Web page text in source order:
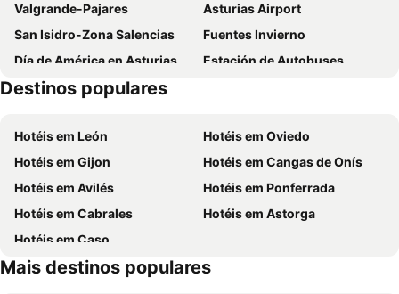
Hostería del Huerna
Spa Rural Mirador De Miranda
Valgrande-Pajares
Asturias Airport
San Isidro-Zona Salencias
Fuentes Invierno
Día de América en Asturias
Estación de Autobuses
Playa de Salinas
Centro
Senda del oso
Source of the 7 channels
Hoces de Vegacervera
Parque de San Francisco
Antigua Universidad de Oviedo
Santa Cristina de Lena
Iglesia de Santo Adriano de Tuñón
Palacio de Arriba
Teatro Casino de Trubia
Pumarín
Destinos populares
Hotéis em León
Hotéis em Oviedo
Hotéis em Gijon
Hotéis em Cangas de Onís
Hotéis em Avilés
Hotéis em Ponferrada
Hotéis em Cabrales
Hotéis em Astorga
Hotéis em Caso
Mais destinos populares